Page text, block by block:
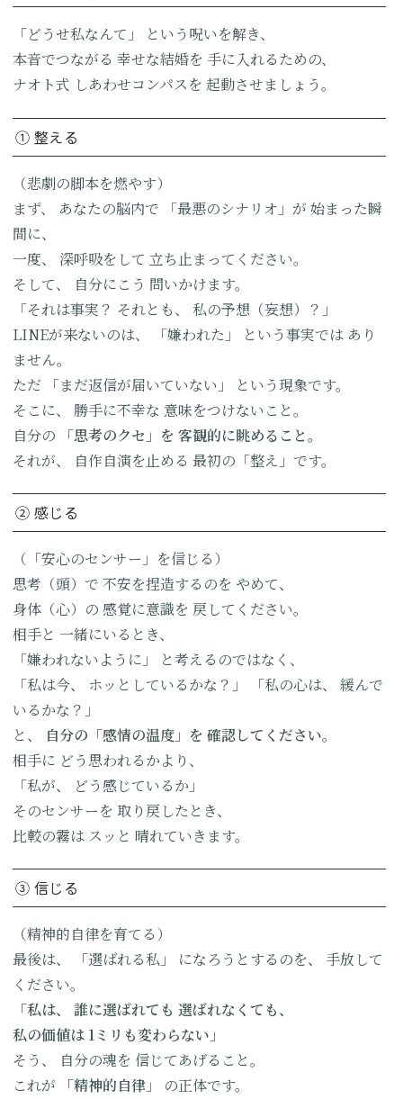
「どうせ私なんて」
という呪いを解き、
本音でつながる 幸せな結婚を 手に入れるための、
ナオト式 しあわせコンパスを 起動させましょう。
① 整える
（悲劇の脚本を燃やす）
まず、
あなたの脳内で 「最悪のシナリオ」が 始まった瞬
間に、
一度、
深呼吸をして 立ち止まってください。
そして、
自分にこう 問いかけます。
「それは事実？ それとも、
私の予想（妄想）？」
LINEが来ないのは、
「嫌われた」 という事実では あり
ません。
ただ
「まだ返信が届いていない」
という現象です。
そこに、
勝手に不幸な 意味をつけないこと。
自分の
「思考のクセ」を 客観的に眺めること。
それが、
自作自演を止める 最初の「整え」です。
② 感じる
（「安心のセンサー」を信じる）
思考（頭）で 不安を捏造するのを やめて、
身体（心）の 感覚に意識を 戻してください。
相手と 一緒にいるとき、
「嫌われないように」
と考えるのではなく、
「私は今、
ホッとしているかな？」 「私の心は、
緩んで
いるかな？」
と、
自分の「感情の温度」を 確認してください。
相手に どう思われるかより、
「私が、
どう感じているか」
そのセンサーを 取り戻したとき、
比較の霧は スッと 晴れていきます。
③ 信じる
（精神的自律を育てる）
最後は、
「選ばれる私」 になろうとするのを、
手放して
ください。
「私は、
誰に選ばれても 選ばれなくても、
私の価値は 1ミリも変わらない」
そう、
自分の魂を 信じてあげること。
これが
「精神的自律」
の正体です。